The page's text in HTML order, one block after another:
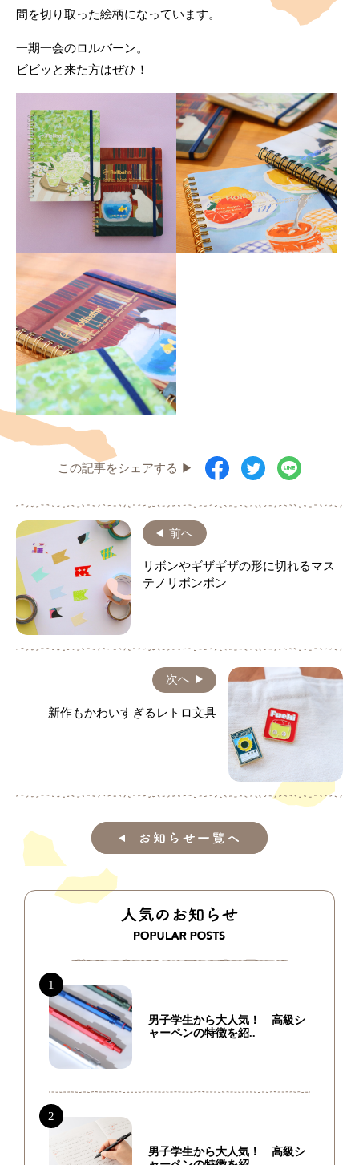
間を切り取った絵柄になっています。
一期一会のロルバーン。
ビビッと来た方はぜひ！
この記事をシェアする ▶
前へ
リボンやギザギザの形に切れるマス
テノリボンボン
次へ
新作もかわいすぎるレトロ文具
男子学生から大人気！ 高級シ
ャーペンの特徴を紹..
男子学生から大人気！ 高級シ